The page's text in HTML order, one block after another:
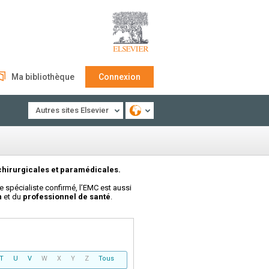
Ma bibliothèque Connexion
Autres sites Elsevier
et paramédicales.
confirmé, l’EMC est aussi
et du professionnel de santé.
T U V W X Y Z Tous